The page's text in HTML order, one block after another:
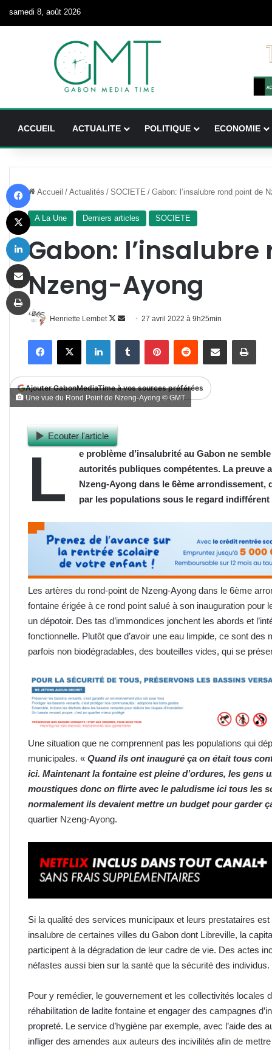
samedi 8, août 2026
ACCUEIL ACTUALITE POLITIQUE ECONOMIE
Accueil / Actualités / SOCIETE / Gabon: l’insalubre rond point de
A La Une Derniers articles SOCIETE
Gabon:
Nzeng-Ayong
Henriette Lembet
Follow
Envoyer
courriel
27 avril 2022 à 9h25min
FacebookX LinkedinTumblr PinterestReddit Partager par email
Ajouter GabonMediaTime à vos sources préférées
Une vue du Rond Point de Nzeng-Ayong © GMT
Ecouter l'article
L
e problème d’insalubrité au Gabon ne
autorités publiques compétentes. La preuve
Nzeng-Ayong dans le 6ème
par les populations sous le regard
Les artères du rond-point de Nzeng-Ayong dans le 6ème
fontaine érigée à ce rond point salué à son inauguration pour
un dépotoir. Des tas d’immondices jonchent les abords et
fonctionnelle. Plutôt que d’avoir une eau limpide, ce sont
parfois non biodégradables, des bouteilles vides, qui se
Une situation que ne comprennent pas les populations qui
municipales. « Quand ils ont inauguré ça on était tous
ici. Maintenant la fontaine est pleine d’ordures, les gens
moustiques donc on flirte avec le paludisme ici tous les
normalement ils devaient mettre un budget pour garder
quartier Nzeng-Ayong.
Si la qualité des services municipaux et leurs prestataires
insalubre de certaines villes du Gabon dont Libreville, la
participent à la dégradation de leur cadre de vie. Des actes
néfastes aussi bien sur la santé que la sécurité des individus.
Pour y remédier, le gouvernement et les collectivités locales
réhabilitation de ladite fontaine et engager des campagnes
propreté. Le service d’hygiène par exemple, avec l’aide des
infliger des amendes aux auteurs des incivilités afin de
X
Imprimer